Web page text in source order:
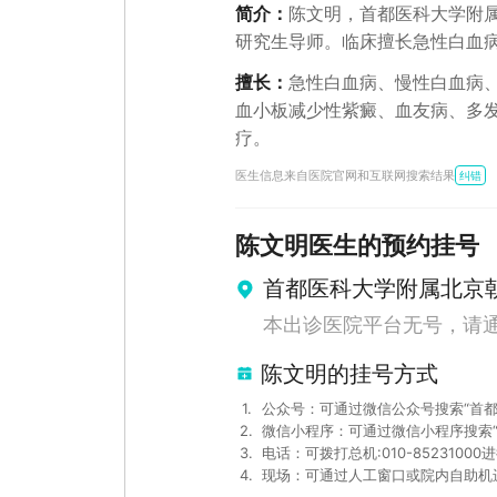
简介： 陈文明，首都医科大学附
研究生导师。临床擅长急性白血
血、地中海贫血、血小板减少性
见疾病的诊断和治疗。现任医学
髓瘤网常委、中国医药教育协会
员骨髓瘤专家委员会副主任委员
分会常委、中国临床肿瘤学会抗
余篇，主编、主译、参编专著10
擅长： 急性白血病、慢性白血病
血小板减少性紫癜、血友病、多
疗。
医生信息来自医院官网和互联网搜索结果 纠错
陈文明 医生的预约挂号
首都医科大学附属北京
本出诊医院平台无号，请
陈文明的挂号方式
1.
公众号：可通过微信公众号搜索“首
2. 微信小程序：可通过微信小程序搜
3.
电话：可拨打总机:010-85231000
4. 现场：可通过人工窗口或院内自助